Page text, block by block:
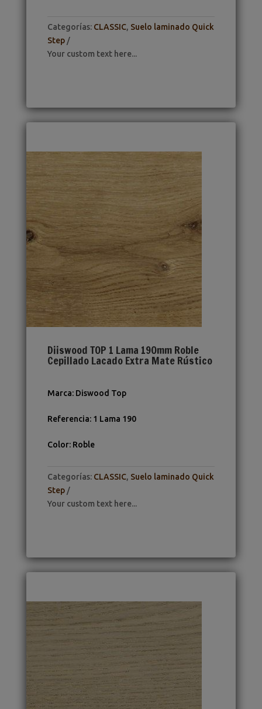
Categorías: CLASSIC, Suelo laminado Quick
Step
Your custom text here...
Diiswood TOP 1 Lama 190mm Roble
Cepillado Lacado Extra Mate Rústico
Marca: Diswood Top
Referencia: 1 Lama 190
Color: Roble
Categorías: CLASSIC, Suelo laminado Quick
Step
Your custom text here...